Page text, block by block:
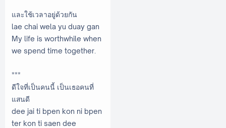
และใช้เวลาอยู่ด้วยกัน
lae chai wela yu duay gan
My life is worthwhile when
we spend time together.
***
ดีใจที่เป็นคนนี้ เป็นเธอคนที่
แสนดี
dee jai ti bpen kon ni bpen
ter kon ti saen dee